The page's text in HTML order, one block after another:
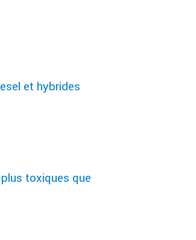
et hybrides
toxiques que